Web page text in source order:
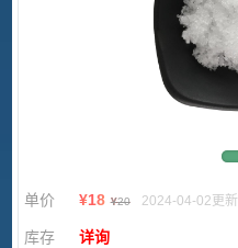
单价 ¥18 ¥20 2024-04-02更新
库存 详询